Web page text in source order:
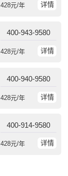
详情
428元/年
400-943-9580
详情
428元/年
400-940-9580
详情
428元/年
400-914-9580
详情
428元/年